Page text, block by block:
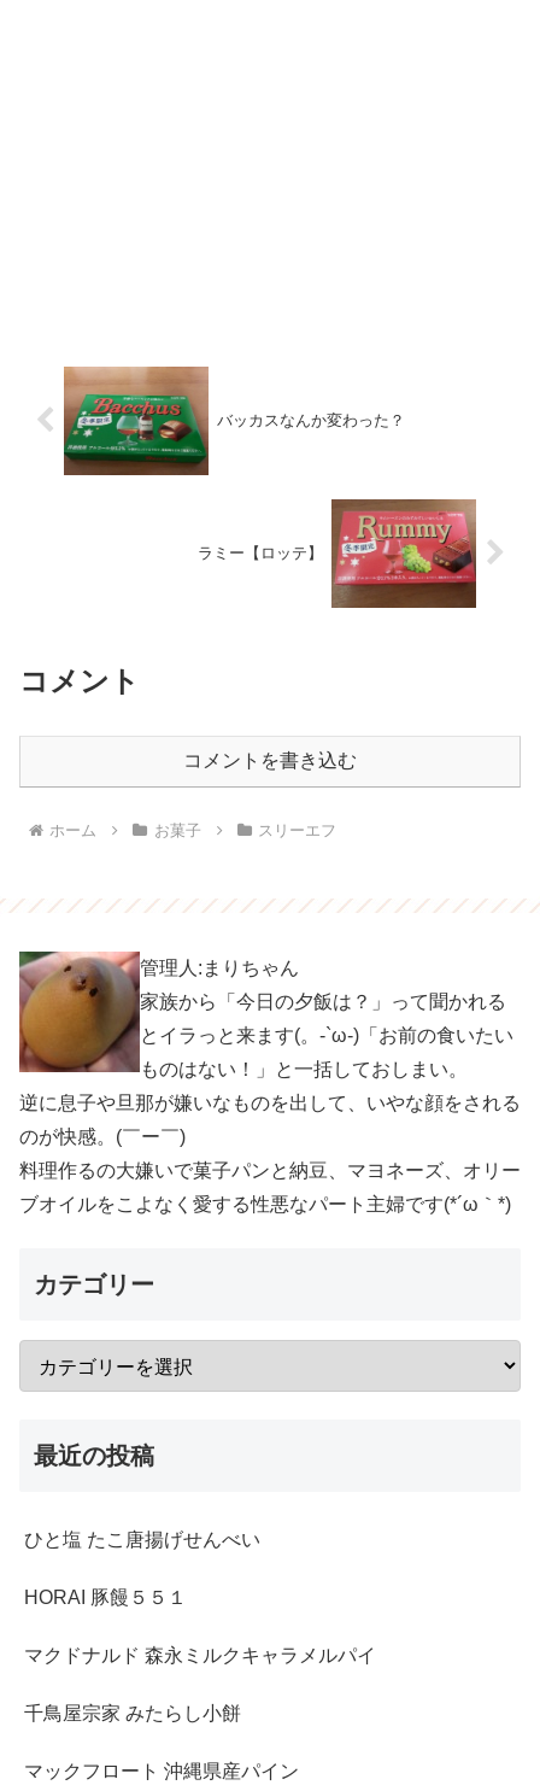
バッカスなんか変わった？
ラミー【ロッテ】
コメント
コメントを書き込む
ホーム お菓子 スリーエフ
管理人:まりちゃん
家族から「今日の夕飯は？」って聞かれる
とイラっと来ます(。-`ω-)「お前の食いたい
ものはない！」と一括しておしまい。
逆に息子や旦那が嫌いなものを出して、いやな顔をされる
のが快感。(￣ー￣)
料理作るの大嫌いで菓子パンと納豆、マヨネーズ、オリー
ブオイルをこよなく愛する性悪なパート主婦です(*´ω｀*)
カテゴリー
最近の投稿
ひと塩 たこ唐揚げせんべい
HORAI 豚饅５５１
マクドナルド 森永ミルクキャラメルパイ
千鳥屋宗家 みたらし小餅
マックフロート 沖縄県産パイン